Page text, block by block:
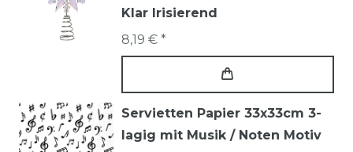
Klar Irisierend
8,19 € *
Servietten Papier 33x33cm 3-
lagig mit Musik / Noten Motiv